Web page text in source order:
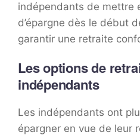
indépendants de mettre
d’épargne dès le début
garantir une retraite
Les options de
indépendants
Les indépendants ont
épargner en vue de leur